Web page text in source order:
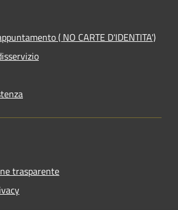
( NO CARTE D'IDENTITA')
trasparente